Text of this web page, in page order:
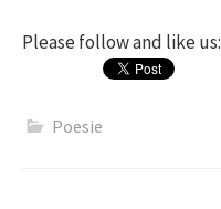
Please follow and like us:
Poesie